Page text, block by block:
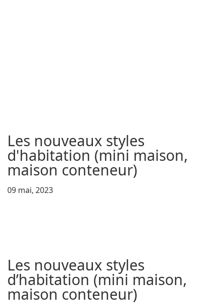
Les nouveaux styles
d'habitation (mini maison,
maison conteneur)
09 mai, 2023
Les nouveaux styles
d’habitation (mini maison,
maison conteneur)